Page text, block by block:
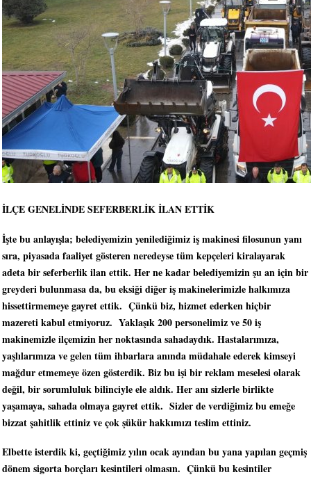
İLÇE GENELİNDE SEFERBERLİK İLAN ETTİK
İşte bu anlayışla; belediyemizin yenilediğimiz iş makinesi filosunun yanı
sıra, piyasada faaliyet gösteren neredeyse tüm kepçeleri kiralayarak
adeta bir seferberlik ilan ettik. Her ne kadar belediyemizin şu an için bir
greyderi bulunmasa da, bu eksiği diğer iş makinelerimizle halkımıza
hissettirmemeye gayret ettik. Çünkü biz, hizmet ederken hiçbir
mazereti kabul etmiyoruz. Yaklaşık 200 personelimiz ve 50 iş
makinemizle ilçemizin her noktasında sahadaydık. Hastalarımıza,
yaşlılarımıza ve gelen tüm ihbarlara anında müdahale ederek kimseyi
mağdur etmemeye özen gösterdik. Biz bu işi bir reklam meselesi olarak
değil, bir sorumluluk bilinciyle ele aldık. Her anı sizlerle birlikte
yaşamaya, sahada olmaya gayret ettik. Sizler de verdiğimiz bu emeğe
bizzat şahitlik ettiniz ve çok şükür hakkımızı teslim ettiniz.
Elbette isterdik ki, geçtiğimiz yılın ocak ayından bu yana yapılan geçmiş
dönem sigorta borçları kesintileri olmasın. Çünkü bu kesintiler